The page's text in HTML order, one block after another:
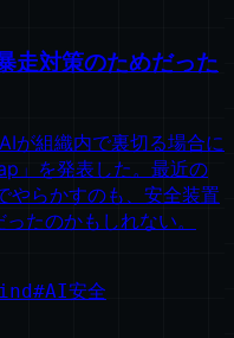
走対策のためだった
が組織内で裏切る場合に
」を発表した。最近の
やらかすのも、安全装置
たのかもしれない。
#AI安全